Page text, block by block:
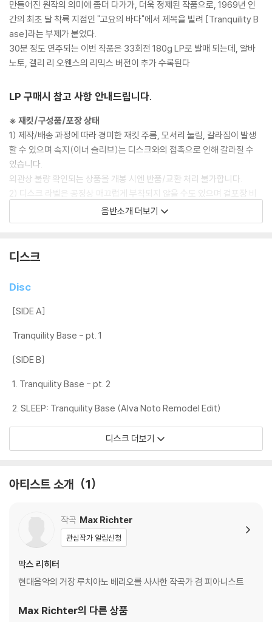
만들어진 원작의 의미에 좀더 다가가, 더욱 정제된 작품으로, 1969년 인
간의 최초 달 착륙 지점인 "고요의 바다"에서 제목을 빌려 [Tranquility B
ase]라는 부제가 붙었다.
30분 정도 연주되는 이번 작품은 33회전 180g LP로 발매 되는데, 알바
노토, 겔리 리 오웬스의 리믹스 버전이 추가 수록된다
LP 구매시 참고 사항 안내드립니다.
※ 재킷/구성품/포장 상태
1) 제작/배송 과정에 따라 경미한 재킷 주름, 모서리 눌림, 갈라짐이 발생
할 수 있으며 속지(이너 슬리브)는 디스크와의 접촉으로 인해 갈라질 수
있습니다.
외관상 불량 확인되는 상품을 개봉 시엔 반품/교환 처리 불가합니다.
2) 디스크 라벨은 공정상 매끄럽게 부착되지 않을 수도 있으며 겉포장 비
닐은 품질보증대상이 아닙니다.
3) 일본 제작 LP는 대부분 겉비닐이 밀봉되어 있지 않습니다.
※ 재생 불량
1) 침압 조절 기능이 없는 턴테이블을 사용하시는 경우, (주로 올인원 형태
수 있습니다.
하니 침압 조절이 가능한 기기에서 재생하실 것을 권유 드립니다.
2) 디스크는 정전기와 먼지로 인해 재생이 원활하지 않은 경우가 있습니
3) 바늘에 먼지가 쌓이는 경우에도 재생이 원활하지 않을 수 있습니다.
※ 디스크 외관 불량
1) 열을 가하여 제작하는 바이닐 공정 특성상 디스크 표면이 미세하게 울
렁거리거나 휘어지는 경우가 있습니다.
2) 재생 음역의 왜곡을 최소화 하고 반복 재생시에도 최대한 일관되게 유
블 스핀들에 맞지 않는 경우에는 전용 제품 등을 이용하여 센터 홀을 조정
하시면 해결됩니다.
3) 디스크에 미세한 잔 흠집이 남아있거나 인쇄 면이 깨끗하지 않은 경우
가 있으며, 이는 상품의 불량이 아닙니다. 단, 재생에 이상이 있는 경우에는
불량으로 인한 반품/교환이 가능합니다
아래에 해당하는 경우는 불량이 아니므로 개봉 후 반품/교환이 불가합니
음반소개 더보기
디스크
Disc
[SIDE A]
Tranquility Base - pt. 1
[SIDE B]
1. Tranquility Base - pt. 2
2. SLEEP: Tranquility Base (Alva Noto Remodel Edit)
디스크 더보기
아티스트 소개 1
작곡 Max Richter
관심작가 알림신청
막스 리히터
현대음악의 거장 루치아노 베리오를 사사한 작곡가 겸 피아니스트
Max Richter의 다른 상품